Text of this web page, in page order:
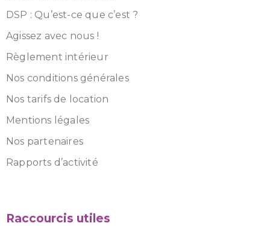
DSP : Qu’est-ce que c’est ?
Agissez avec nous !
Règlement intérieur
Nos conditions générales
Nos tarifs de location
Mentions légales
Nos partenaires
Rapports d’activité
Raccourcis utiles